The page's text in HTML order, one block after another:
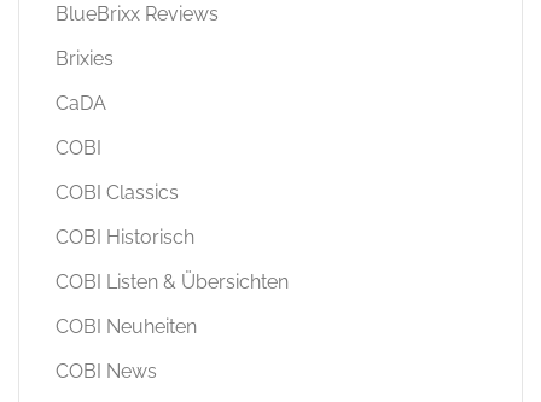
BlueBrixx Reviews
Brixies
CaDA
COBI
COBI Classics
COBI Historisch
COBI Listen & Übersichten
COBI Neuheiten
COBI News